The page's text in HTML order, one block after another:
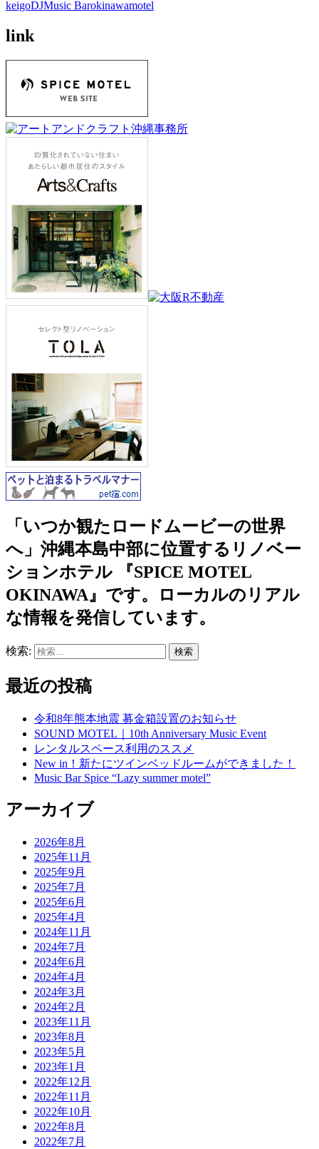
keigoDJMusic Barokinawamotel
link
「いつか観たロードムービーの世界
へ」沖縄本島中部に位置するリノベー
ションホテル 『SPICE MOTEL
OKINAWA』です。ローカルのリアル
な情報を発信しています。
検索:
最近の投稿
令和8年熊本地震 募金箱設置のお知らせ
SOUND MOTEL｜10th Anniversary Music Event
レンタルスペース利用のススメ
New in！新たにツインベッドルームができました！
Music Bar Spice “Lazy summer motel”
アーカイブ
2026年8月
2025年11月
2025年9月
2025年7月
2025年6月
2025年4月
2024年11月
2024年7月
2024年6月
2024年4月
2024年3月
2024年2月
2023年11月
2023年8月
2023年5月
2023年1月
2022年12月
2022年11月
2022年10月
2022年8月
2022年7月